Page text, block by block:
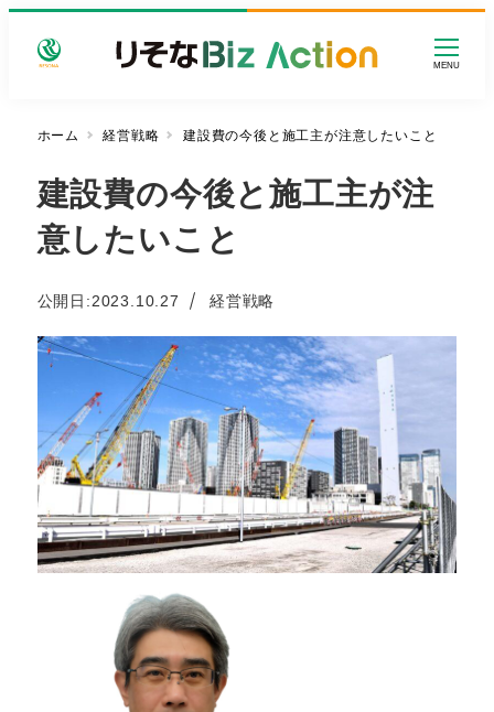
MENU
ホーム 経営戦略 建設費の今後と施工主が注意したいこと
建設費の今後と施工主が注
意したいこと
公開日:
投稿日
2023.10.27 カテゴリー
経営戦略